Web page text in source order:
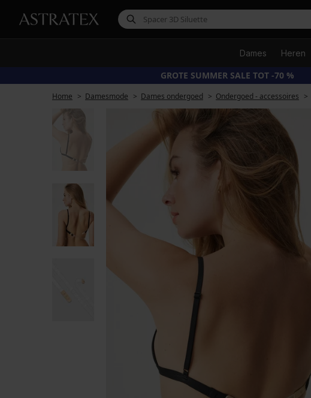
Dames Heren
GROTE SUMMER SALE TOT -70 %
Home Damesmode Dames ondergoed Ondergoed - accessoires